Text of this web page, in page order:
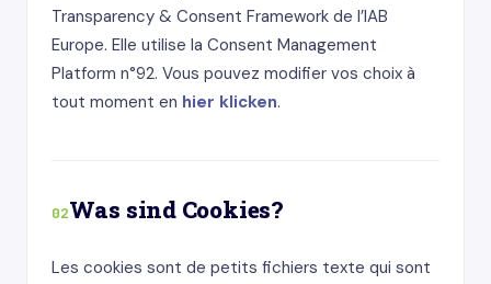
Transparency & Consent Framework de l’IAB
Europe. Elle utilise la Consent Management
Platform n°92. Vous pouvez modifier vos choix à
tout moment en hier klicken.
02Was sind Cookies?
Les cookies sont de petits fichiers texte qui sont